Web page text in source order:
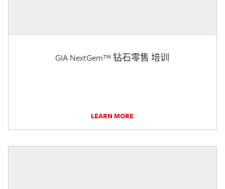
GIA NextGem™ 钻石零售 培训
LEARN MORE